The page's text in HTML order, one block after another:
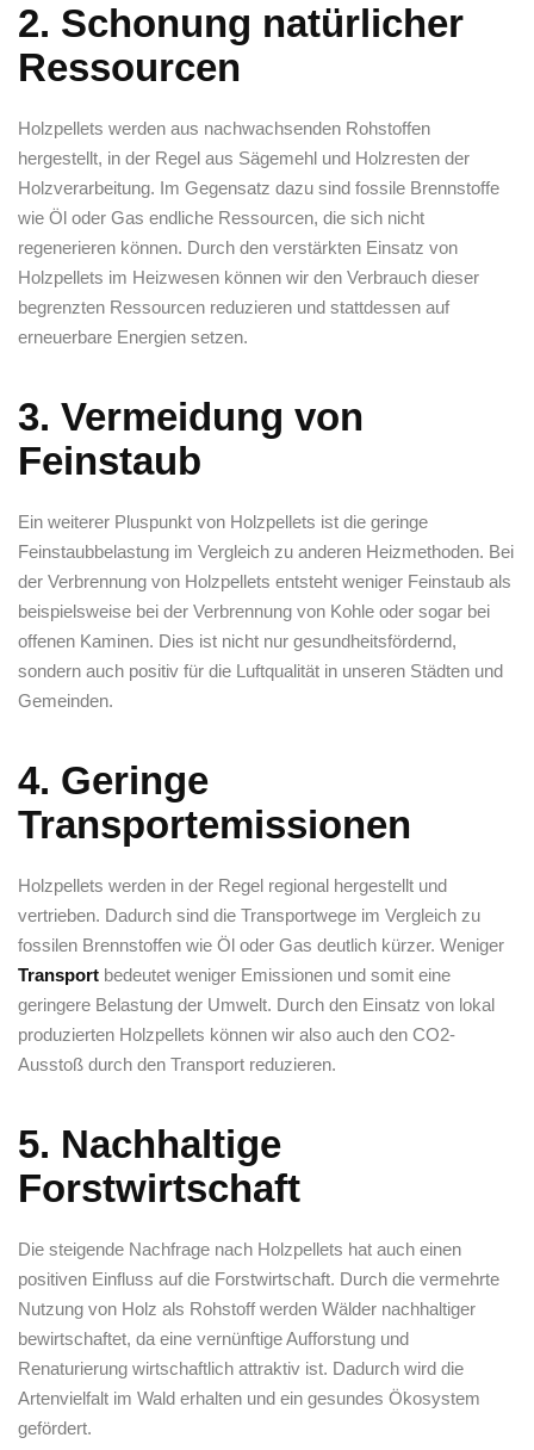
2. Schonung natürlicher
Ressourcen
Holzpellets werden aus ⁢nachwachsenden Rohstoffen
hergestellt, in der Regel ‍aus Sägemehl ‍und Holzresten der
Holzverarbeitung. Im Gegensatz dazu sind ​fossile ⁣Brennstoffe
wie​ Öl oder Gas endliche Ressourcen, die sich ‌nicht
regenerieren können. Durch den verstärkten Einsatz von
Holzpellets im Heizwesen können⁤ wir ⁤den Verbrauch⁢ dieser
begrenzten Ressourcen⁢ reduzieren‍ und stattdessen auf
erneuerbare ‌Energien setzen.
3.⁣ Vermeidung⁤ von
Feinstaub
Ein weiterer Pluspunkt von Holzpellets⁣ ist die geringe
Feinstaubbelastung im ⁤Vergleich zu anderen Heizmethoden. Bei
der Verbrennung von Holzpellets ⁣entsteht weniger Feinstaub als
beispielsweise bei der Verbrennung von Kohle ​oder sogar ⁣bei
offenen ⁤Kaminen. Dies‌ ist nicht nur gesundheitsfördernd,
sondern auch positiv für die Luftqualität ⁤in unseren Städten⁢ und
Gemeinden.
4. Geringe
Transportemissionen
Holzpellets werden​ in der Regel ​regional hergestellt und
vertrieben. Dadurch sind die Transportwege im Vergleich zu
fossilen Brennstoffen wie Öl ‍oder‍ Gas deutlich ​kürzer. Weniger
Transport bedeutet weniger Emissionen​ und somit eine
geringere ‌Belastung‍ der Umwelt. Durch den Einsatz ⁢von lokal
produzierten Holzpellets⁢ können‍ wir also auch den CO2-
Ausstoß durch den Transport reduzieren.
5. Nachhaltige
Forstwirtschaft
Die steigende Nachfrage⁤ nach Holzpellets hat auch einen
positiven Einfluss auf die⁢ Forstwirtschaft. Durch die vermehrte⁤
Nutzung von​ Holz als Rohstoff werden ‍Wälder nachhaltiger⁤
bewirtschaftet, da eine vernünftige Aufforstung und
Renaturierung wirtschaftlich attraktiv ‍ist. Dadurch⁤ wird ‍die
⁢Artenvielfalt im⁢ Wald erhalten und ‌ein gesundes Ökosystem
gefördert.